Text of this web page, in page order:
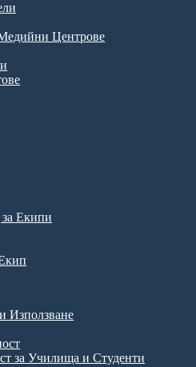
Центрове
Екипи
Използване
за Училища и Студенти